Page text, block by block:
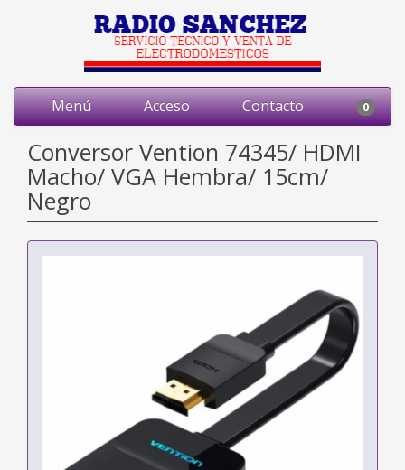
Menú Acceso Contacto 0
Conversor Vention 74345/ HDMI
Macho/ VGA Hembra/ 15cm/
Negro